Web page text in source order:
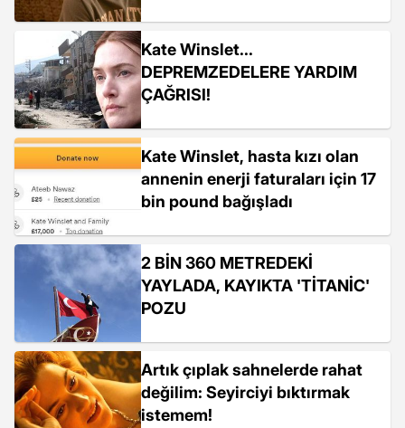
Kate Winslet...
DEPREMZEDELERE YARDIM
ÇAĞRISI!
Kate Winslet, hasta kızı olan
annenin enerji faturaları için 17
bin pound bağışladı
2 BİN 360 METREDEKİ
YAYLADA, KAYIKTA 'TİTANİC'
POZU
Artık çıplak sahnelerde rahat
değilim: Seyirciyi bıktırmak
istemem!